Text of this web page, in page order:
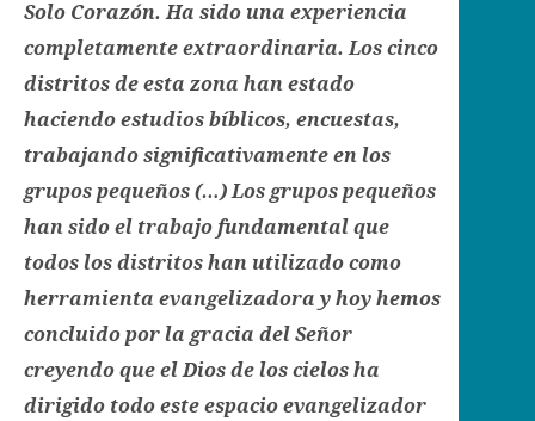
Solo Corazón. Ha sido una experiencia
completamente extraordinaria. Los cinco
distritos de esta zona han estado
haciendo estudios bíblicos, encuestas,
trabajando significativamente en los
grupos pequeños (…) Los grupos pequeños
han sido el trabajo fundamental que
todos los distritos han utilizado como
herramienta evangelizadora y hoy hemos
concluido por la gracia del Señor
creyendo que el Dios de los cielos ha
dirigido todo este espacio evangelizador